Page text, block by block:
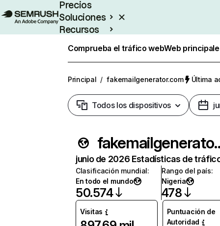
Precios
Soluciones
Recursos
Comprueba el tráfico webWeb
Principal / fakemailgenerator.com Última
Todos los dispositivos
junio de 2026 Estadísticas de
Clasificación mundial:
En todo el mundo
50.574
Rango del país:
Nigeria
478
Visitas
Puntuación de
Autoridad